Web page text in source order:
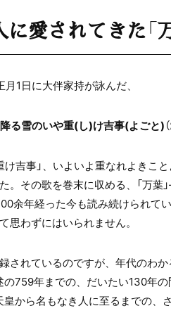
愛されてきた「
1日に大伴家持が詠んだ、
る雪のいや重(し)け吉事(よごと)
吉事」、いよいよ重なれよきこ
。その歌を巻末に収める、「万葉
余年経った今も読み続けられて
思わずにはいられません。
されているのですが、年代のわ
の759年までの、だいたい130年
から名もなき人に至るまでの、